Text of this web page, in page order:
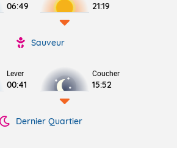
06:49 21:19
Sauveur
Lever
00:41
Coucher
15:52
Dernier Quartier